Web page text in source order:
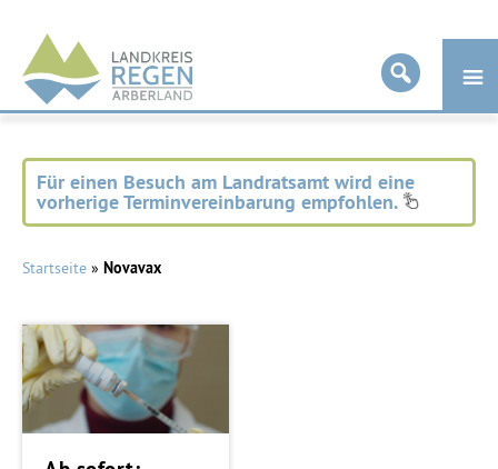
Landkreis
Regen
Für einen Besuch am Landratsamt wird eine
vorherige Terminvereinbarung empfohlen.
Startseite » Novavax